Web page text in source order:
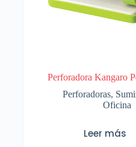
Perforadora Kangaro
Perforadoras,
Oficina
Leer más